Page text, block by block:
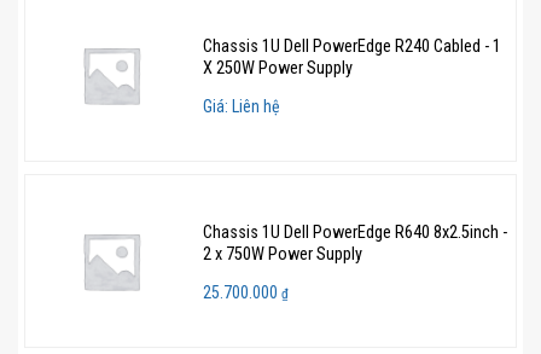
Chassis 1U Dell PowerEdge R240 Cabled - 1
X 250W Power Supply
Giá: Liên hệ
Chassis 1U Dell PowerEdge R640 8x2.5inch -
2 x 750W Power Supply
25.700.000 ₫